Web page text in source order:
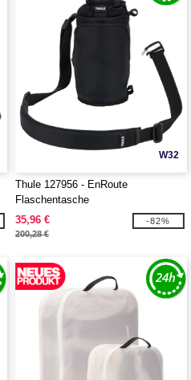
W32
Thule 127956 - EnRoute
Flaschentasche
35,96 €
200,28 €
-82%